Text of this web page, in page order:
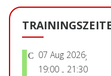
07 Aug 2026;
19:00 - 21:30